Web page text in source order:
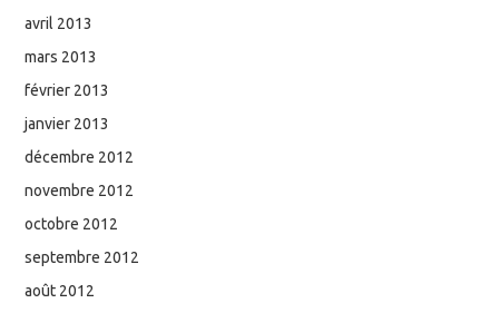
avril 2013
mars 2013
février 2013
janvier 2013
décembre 2012
novembre 2012
octobre 2012
septembre 2012
août 2012